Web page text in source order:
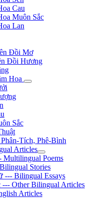
Cau
Muôn Sắc
Lan
Đồi Mơ
Đồi Hương
Hoa
Sắc
Tích, Phê-Bình
Articles
Poems
Stories
--- Bilingual Essays
Other Bilingual Articles
Articles